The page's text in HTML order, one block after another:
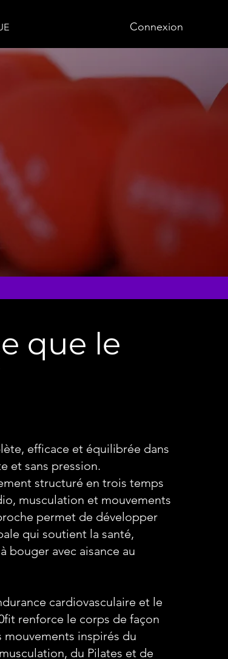
Connexion
que le
efficace et équilibrée dans
et sans pression.
structuré en trois temps
musculation et mouvements
permet de développer
qui soutient la santé,
bouger avec aisance au
cardiovasculaire et le
renforce le corps de façon
inspirés du
du Pilates et de